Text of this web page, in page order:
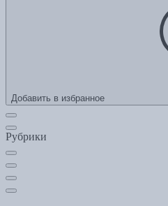
Добавить в избранное
Рубрики